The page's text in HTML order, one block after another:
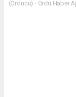
(Orducu) - Ordu Haber